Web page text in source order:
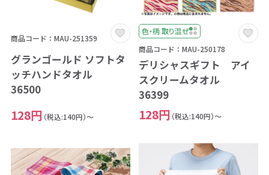
商品コード：MAU-251359
グランゴールド ソフトタ
ッチハンドタオル
36500
128円 （税込:140円）～
色・柄 取り混ぜ
商品コード：MAU-250178
デリシャスギフト アイ
スクリームタオル
36399
128円 （税込:140円）～